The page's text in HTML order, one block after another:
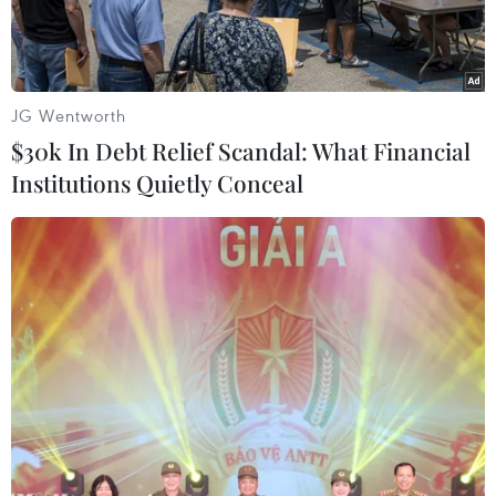
người dân.
Ảnh minh họa. (Ảnh: Đỗ Huyền/TTXVN)
Thực hiện Kết luận của Thủ tướng Chính phủ Lê
Minh Hưng tại Thông báo số 286/TB-VPCP ngày
4/6/2026 về phát triển nhà ở cho thuê, tỉnh Ninh
JG Wentworth
$30k In Debt Relief Scandal: What Financial
Institutions Quietly Conceal